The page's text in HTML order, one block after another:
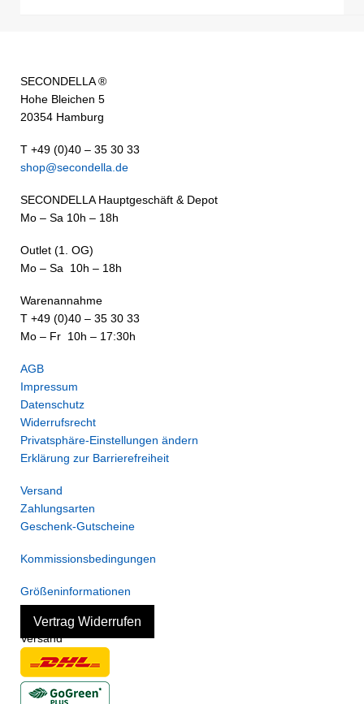
SECONDELLA ®
Hohe Bleichen 5
20354 Hamburg
T +49 (0)40 – 35 30 33
shop@secondella.de
SECONDELLA Hauptgeschäft & Depot
Mo – Sa 10h – 18h
Outlet (1. OG)
Mo – Sa 10h – 18h
Warenannahme
T +49 (0)40 – 35 30 33
Mo – Fr 10h – 17:30h
AGB
Impressum
Datenschutz
Widerrufsrecht
Privatsphäre-Einstellungen ändern
Erklärung zur Barrierefreiheit
Versand
Zahlungsarten
Geschenk-Gutscheine
Kommissionsbedingungen
Größeninformationen
Vertrag Widerrufen
Versand